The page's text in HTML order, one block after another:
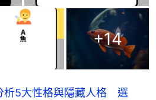
+14
析5大性格與隱藏人格 選